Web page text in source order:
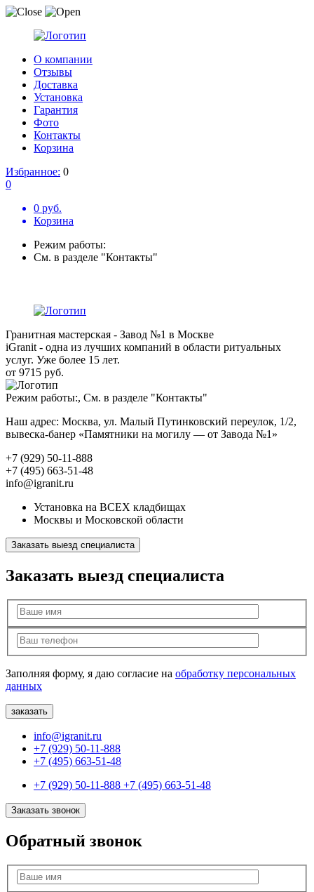
О компании
Отзывы
Доставка
Установка
Гарантия
Фото
Контакты
Корзина
Избранное: 0
0
0 руб.
Корзина
Режим работы:
См. в разделе "Контакты"
Гранитная мастерская - Завод №1 в Москве
iGranit - одна из лучших компаний в области ритуальных
услуг. Уже более 15 лет.
от 9715 руб.
Режим работы:, См. в разделе "Контакты"
Наш адрес: Москва, ул. Малый Путинковский переулок, 1/2,
вывеска-банер «Памятники на могилу — от Завода №1»
+7 (929) 50-11-888
+7 (495) 663-51-48
info@igranit.ru
Установка на ВСЕХ кладбищах
Москвы и Московской области
Заказать выезд специалиста
Заказать выезд специалиста
Заполняя форму, я даю согласие на обработку персональных
данных
info@igranit.ru
+7 (929) 50-11-888
+7 (495) 663-51-48
+7 (929) 50-11-888 +7 (495) 663-51-48
Заказать звонок
Обратный звонок